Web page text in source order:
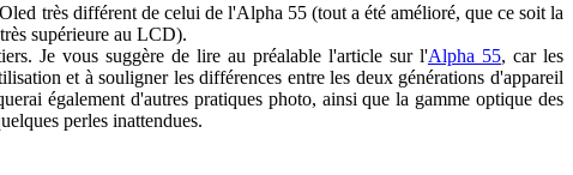
très différent de celui de l'Alpha 55 (tout a été amélioré, que ce soit la
supérieure au LCD).
Je vous suggère de lire au préalable l'article sur l'Alpha 55, car les
et à souligner les différences entre les deux générations d'appareil
également d'autres pratiques photo, ainsi que la gamme optique des
perles inattendues.